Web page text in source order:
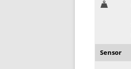
H
Sensor